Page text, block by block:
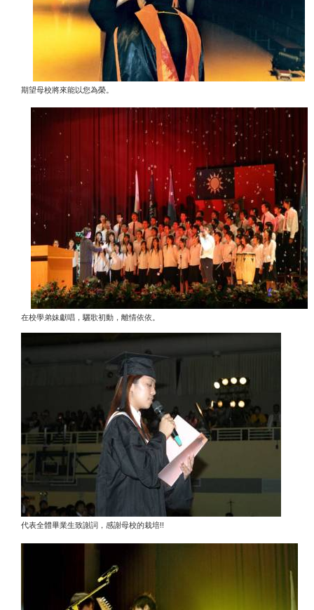
期望母校將來能以您為榮。
在校學弟妹獻唱，驪歌初動，離情依依。
代表全體畢業生致謝詞，感謝母校的栽培!!